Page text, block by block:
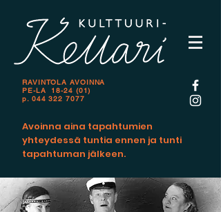
RAVINTOLA AVOINNA
PE-LA 18-24 (01)
p. 044 322 7077
Avoinna aina tapahtumien
yhteydessä tuntia ennen ja tunti
tapahtuman jälkeen.